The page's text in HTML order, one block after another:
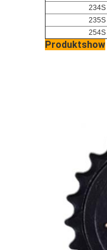
234S
235S
254S
Produktshow